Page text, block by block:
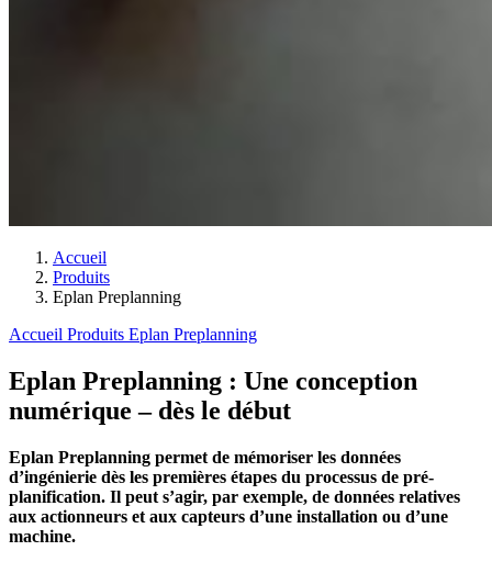
Accueil
Produits
Eplan Preplanning
Accueil Produits Eplan Preplanning
Eplan Preplanning : Une conception
numérique – dès le début
Eplan Preplanning permet de mémoriser les données
d’ingénierie dès les premières étapes du processus de pré-
planification. Il peut s’agir, par exemple, de données relatives
aux actionneurs et aux capteurs d’une installation ou d’une
machine.